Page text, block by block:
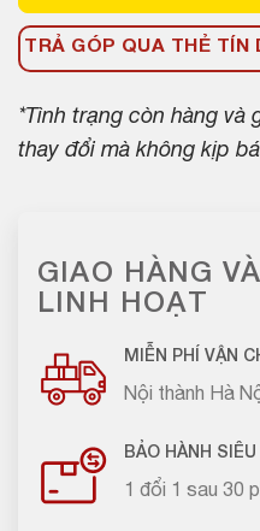
TRẢ GÓP QUA THẺ TÍN
*Tình trạng còn hàng và
thay đổi mà không kịp
GIAO HÀNG
LINH HOẠT
MIỄN PHÍ VẬN
Nội thành Hà
BẢO HÀNH
1 đổi 1 sau 30